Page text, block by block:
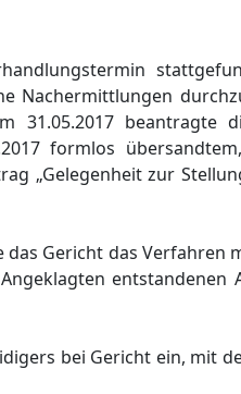
Nachermittlungen
31.05.2017 beantragte
formlos
„Gelegenheit zur
Gericht das Verfahren
entstandenen
bei Gericht ein, mit